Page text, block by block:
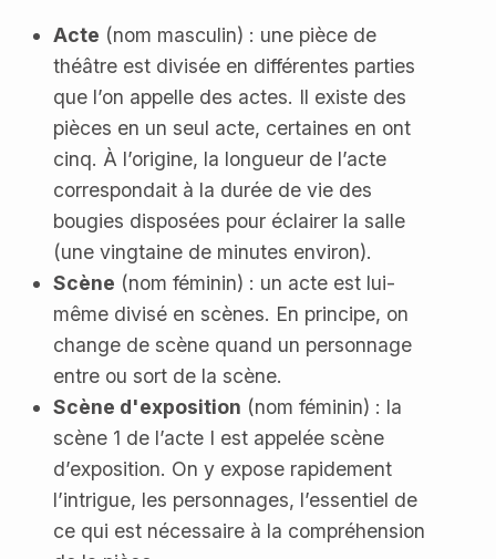
Acte (nom masculin) : une pièce de
théâtre est divisée en différentes parties
que l’on appelle des actes. Il existe des
pièces en un seul acte, certaines en ont
cinq. À l’origine, la longueur de l’acte
correspondait à la durée de vie des
bougies disposées pour éclairer la salle
(une vingtaine de minutes environ).
Scène (nom féminin) : un acte est lui-
même divisé en scènes. En principe, on
change de scène quand un personnage
entre ou sort de la scène.
Scène d'exposition (nom féminin) : la
scène 1 de l’acte I est appelée scène
d’exposition. On y expose rapidement
l’intrigue, les personnages, l’essentiel de
ce qui est nécessaire à la compréhension